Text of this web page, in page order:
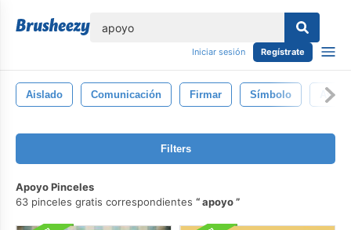
Iniciar sesión Regístrate
Aislado Comunicación Firmar Símbolo Ayuda
Filters
Apoyo Pinceles
63 pinceles gratis correspondientes
apoyo